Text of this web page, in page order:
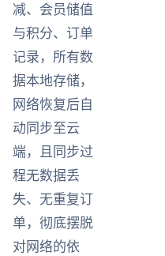
减、会员储值
与积分、订单
记录，所有数
据本地存储，
网络恢复后自
动同步至云
端，且同步过
程无数据丢
失、无重复订
单，彻底摆脱
对网络的依